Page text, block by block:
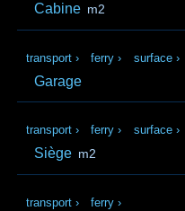
Cabine m2
transport › ferry › surface ›
Garage
transport › ferry › surface ›
Siège m2
transport › ferry ›